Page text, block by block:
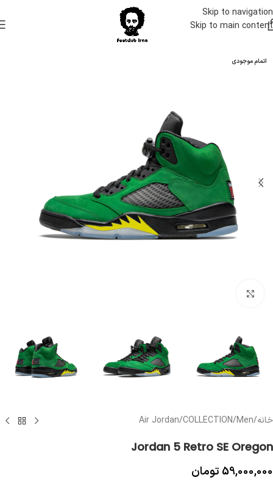
Skip to navigation
Skip to main content
اتمام موجودی
خانه/
Men
/
COLLECTION
/
Air Jordan
Jordan 5 Retro SE Oregon
59,000,000 تومان